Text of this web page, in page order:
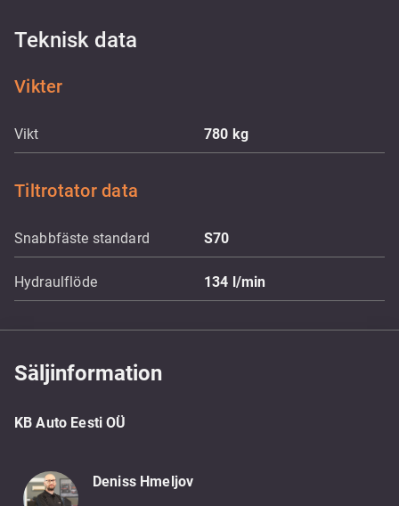
Teknisk data
Vikter
Vikt 780 kg
Tiltrotator data
Snabbfäste standard S70
Hydraulflöde 134 l/min
Säljinformation
KB Auto Eesti OÜ
Deniss Hmeljov